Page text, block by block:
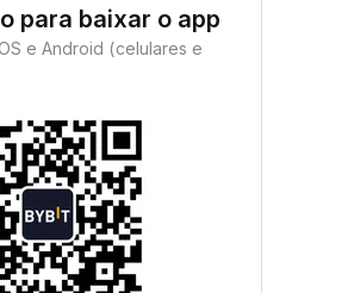
para baixar o app
e Android (celulares e